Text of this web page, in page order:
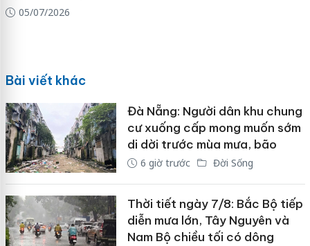
05/07/2026
Bài viết khác
Đà Nẵng: Người dân khu chung
cư xuống cấp mong muốn sớm
di dời trước mùa mưa, bão
6 giờ trước Đời Sống
Thời tiết ngày 7/8: Bắc Bộ tiếp
diễn mưa lớn, Tây Nguyên và
Nam Bộ chiều tối có dông